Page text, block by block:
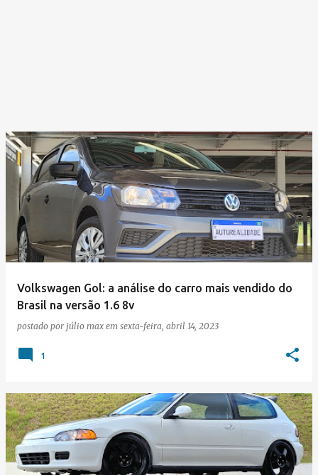
Volkswagen Gol: a análise do carro mais vendido do
Brasil na versão 1.6 8v
postado por júlio max em sexta-feira, abril 14, 2023
1